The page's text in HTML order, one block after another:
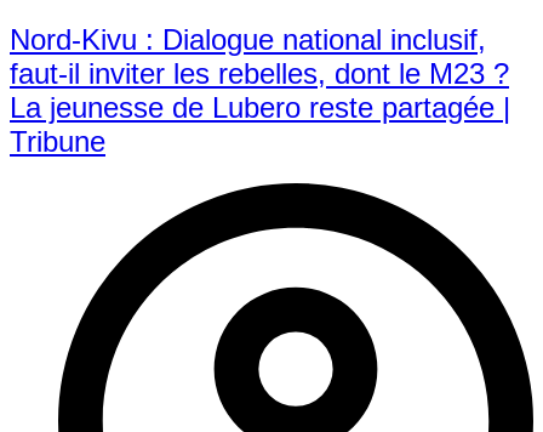
Nord-Kivu : Dialogue national inclusif,
faut-il inviter les rebelles, dont le M23 ?
La jeunesse de Lubero reste partagée |
Tribune